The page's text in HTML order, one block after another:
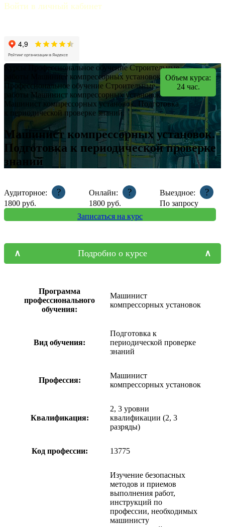
Войти в личный кабинет
Курсы Профессиональное обучениеСтроительные
Машинист компрессорных установок
Профессиональное обучение Строительные
работы Машинист компрессорных установок
Машинист компрессорных установок. Подготовка
к периодической проверке знаний.
Машинист компрессорных установок.
Подготовка к периодической проверке
знаний
Аудиторное: ?
1800 руб.
Онлайн: ?
1800 руб.
Выездное: ?
По запросу
Записаться на курс
Объем курса:
24 час.
Подробно о курсе
Программа
профессионального
обучения:
Машинист
компрессорных установок
Вид обучения:
Подготовка к
периодической проверке
знаний
Профессия:
Машинист
компрессорных установок
Квалификация:
2, 3 уровни
квалификации (2, 3
разряды)
Код профессии: 13775
Изучение безопасных
методов и приемов
выполнения работ,
инструкций по
профессии, необходимых
машинисту